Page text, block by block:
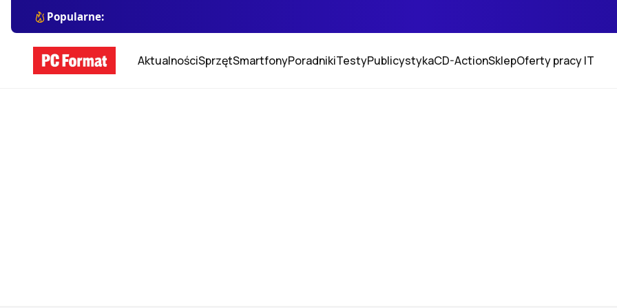
Popularne:
AktualnościSprzętSmartfonyPoradnikiTestyPublicystykaCD-ActionSklepOferty pracy IT